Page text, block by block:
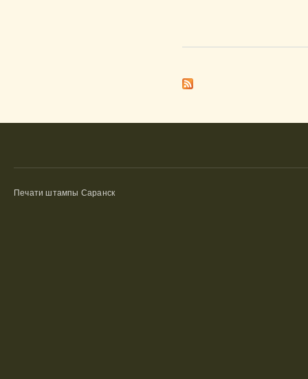
Печати штампы Саранск